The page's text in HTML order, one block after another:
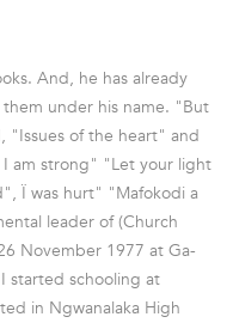
And, he has already
under his name. "But
"Issues of the heart" and
am strong" "Let your light
Ï was hurt" "Mafokodi a
leader of (Church
November 1977 at Ga-
started schooling at
in Ngwanalaka High